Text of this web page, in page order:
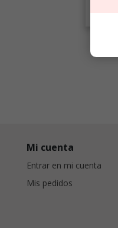
Mi cuenta
Entrar en mi cuenta
Mis pedidos